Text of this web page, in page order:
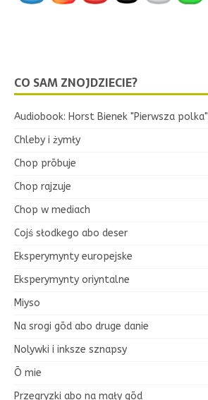
CO SAM ZNOJDZIECIE?
Audiobook: Horst Bienek "Pierwsza polka"
Chleby i żymły
Chop prōbuje
Chop rajzuje
Chop w mediach
Cojś słodkego abo deser
Eksperymynty europejske
Eksperymynty oriyntalne
Miyso
Na srogi gōd abo druge danie
Nolywki i inksze sznapsy
Ō mie
Przegryzki abo na mały gōd